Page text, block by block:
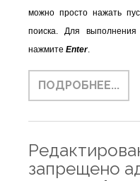
можно просто нажать
поиска. Для
нажмите Enter.
ПОДРОБНЕЕ...
запрещено